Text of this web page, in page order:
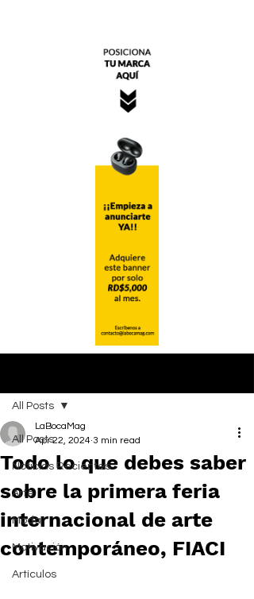
All Posts
Noticias Recientes
Arte
Moda
Motivación
Artículos
All Posts
Todo lo que debes saber
sobre la primera feria
internacional de arte
contemporáneo, FIACI
LaBocaMag
Apr 22, 2024 3 min read